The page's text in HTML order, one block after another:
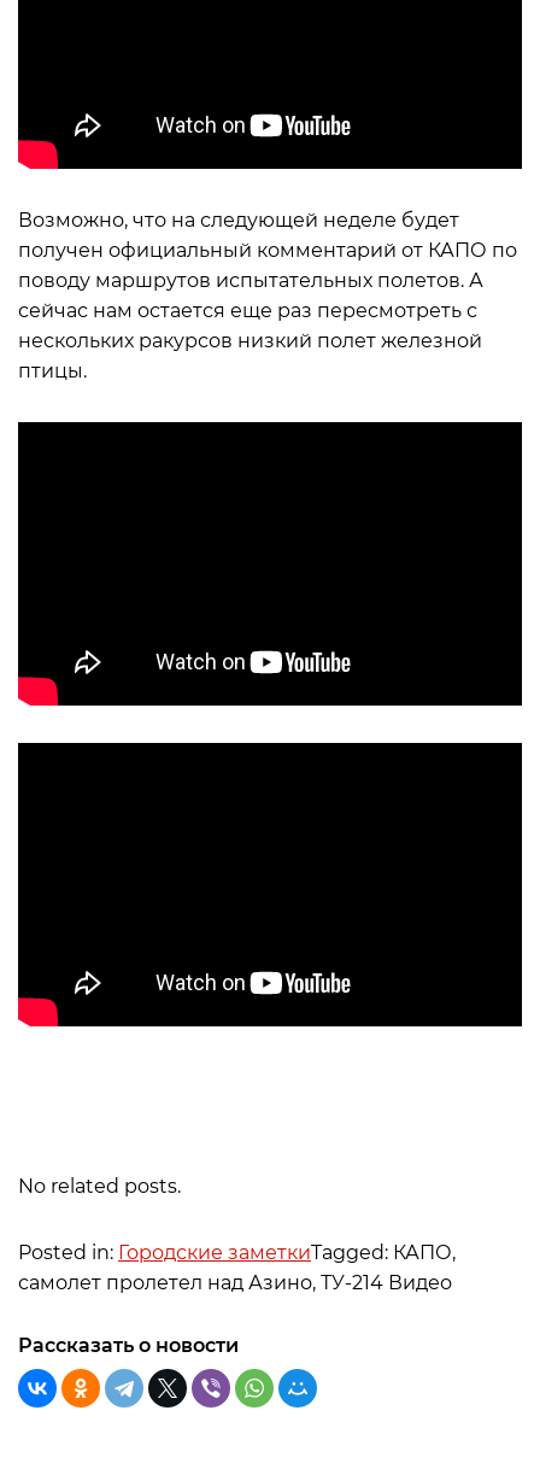
Возможно, что на следующей неделе будет
получен официальный комментарий от КАПО по
поводу маршрутов испытательных полетов. А
сейчас нам остается еще раз пересмотреть с
нескольких ракурсов низкий полет железной
птицы.
No related posts.
Posted in: Городские заметкиTagged: КАПО,
самолет пролетел над Азино, ТУ-214 Видео
Рассказать о новости